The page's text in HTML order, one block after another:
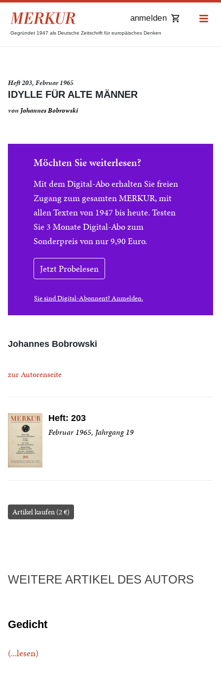
Gegründet 1947 als Deutsche Zeitschrift für europäisches Denken
anmelden
Heft 203, Februar 1965
IDYLLE FÜR ALTE MÄNNER
von Johannes Bobrowski
Möchten Sie weiterlesen?
Mit dem Digital-Abo erhalten Sie freien
Zugang zum gesamten MERKUR, mit
allen Texten von 1947 bis heute. Testen
Sie 3 Monate Digital-Abo zum
Sonderpreis von nur 9,90 Euro.
Jetzt Probelesen
Sie sind Digital-Abonnent? Anmelden.
Johannes Bobrowski
zur Autorenseite
Heft: 203
Februar 1965, Jahrgang 19
Artikel kaufen (2 €)
WEITERE ARTIKEL DES AUTORS
Gedicht
(...lesen)